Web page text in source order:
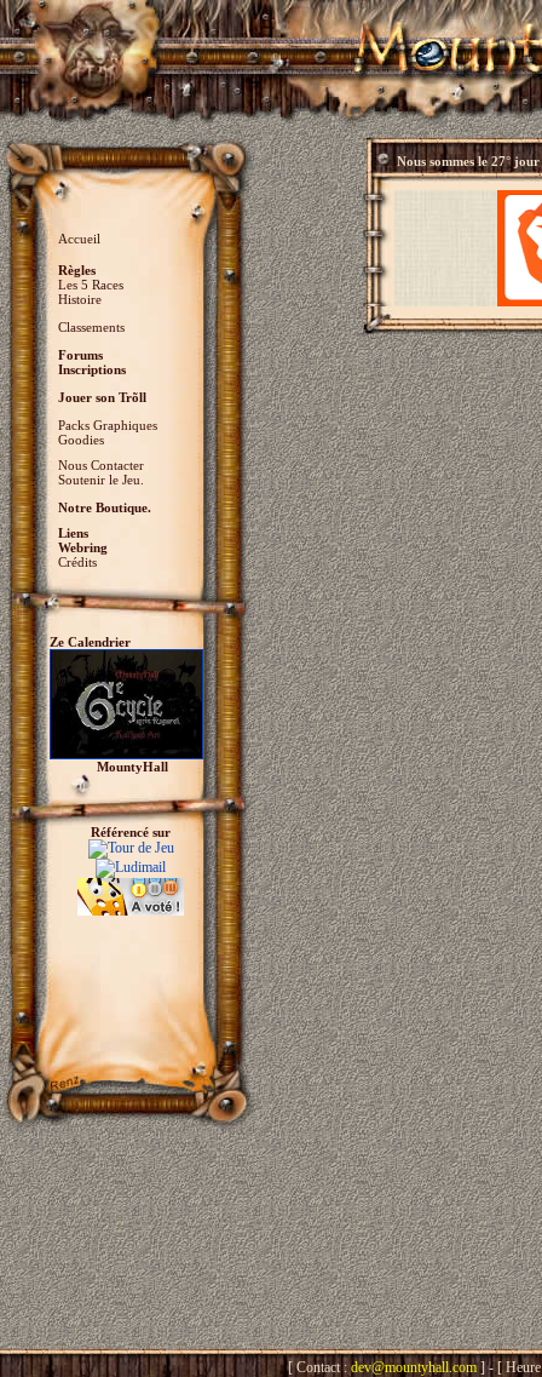
Accueil
Règles
Les 5 Races
Histoire
Classements
Forums
Inscriptions
Jouer son Trõll
Packs Graphiques
Goodies
Nous Contacter
Soutenir le Jeu.
Notre Boutique.
Liens
Webring
Crédits
Ze Calendrier
MountyHall
Référencé sur
Nous sommes le27° jour
[ Contact : dev@mountyhall.com] - [ Heure